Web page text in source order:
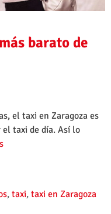
barato de
el taxi en Zaragoza es
taxi de día. Así lo
, taxi, taxi en Zaragoza